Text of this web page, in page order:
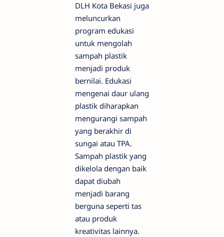
DLH Kota Bekasi juga
meluncurkan
program edukasi
untuk mengolah
sampah plastik
menjadi produk
bernilai. Edukasi
mengenai daur ulang
plastik diharapkan
mengurangi sampah
yang berakhir di
sungai atau TPA.
Sampah plastik yang
dikelola dengan baik
dapat diubah
menjadi barang
berguna seperti tas
atau produk
kreativitas lainnya.